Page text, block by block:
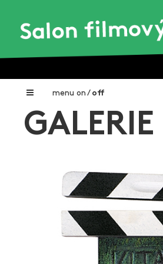
menu on / off
Home
Autoři filmových klapek
O projektu
Aktuální výstavy